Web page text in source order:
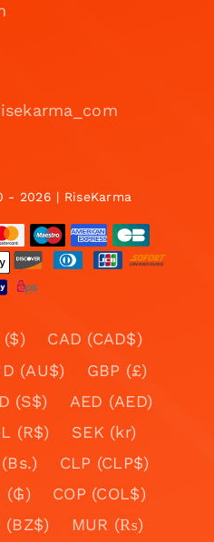
- 2026 | RiseKarma
($)
CAD (CAD$)
(AU$)
GBP (£)
(S$)
AED (AED)
(R$)
SEK (kr)
CLP (CLP$)
(₲)
COP (COL$)
(BZ$)
MUR (₨)